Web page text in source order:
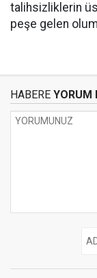
talihsizliklerin
peşe gelen
HABERE YORUM